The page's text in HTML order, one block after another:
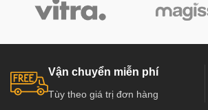
Vận chuyển miễn phí
Tùy theo giá trị đơn hàng